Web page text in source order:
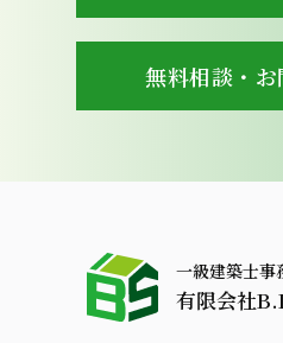
無料相談・
一級建築士事
有限会社